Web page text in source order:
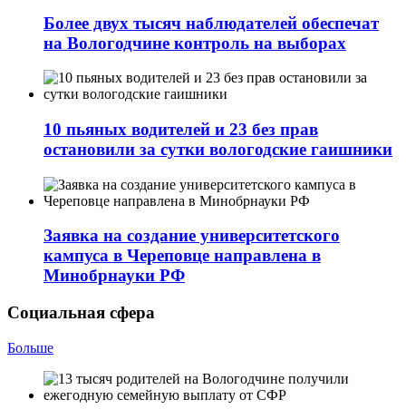
Более двух тысяч наблюдателей обеспечат
на Вологодчине контроль на выборах
10 пьяных водителей и 23 без прав
остановили за сутки вологодские гаишники
Заявка на создание университетского
кампуса в Череповце направлена в
Минобрнауки РФ
Социальная сфера
Больше